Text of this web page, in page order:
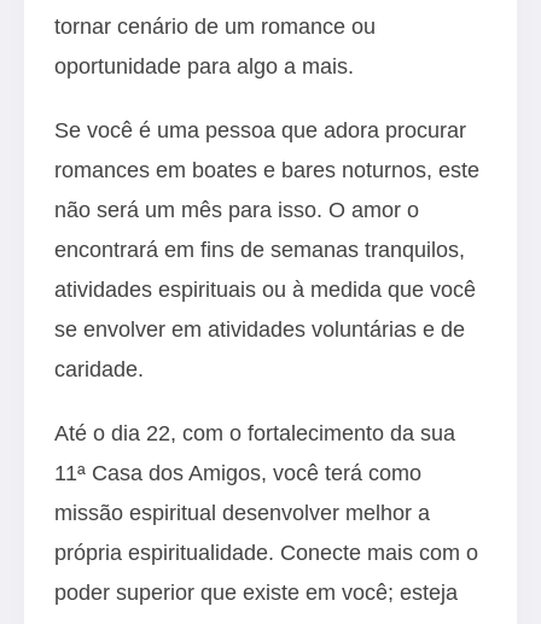
tornar cenário de um romance ou
oportunidade para algo a mais.
Se você é uma pessoa que adora procurar
romances em boates e bares noturnos, este
não será um mês para isso. O amor o
encontrará em fins de semanas tranquilos,
atividades espirituais ou à medida que você
se envolver em atividades voluntárias e de
caridade.
Até o dia 22, com o fortalecimento da sua
11ª Casa dos Amigos, você terá como
missão espiritual desenvolver melhor a
própria espiritualidade. Conecte mais com o
poder superior que existe em você; esteja